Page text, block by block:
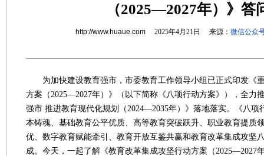
（2025—2027年）》答
http://www.huaue.com2025年4月21日 来源： 微信公众
为加快建设教育强市，市委教育工作领导小组已正式印发《
方案（2025—2027年）》（以下简称《八项行动方案》），全力
强市 推进教育现代化规划（2024—2035年）》落地落实。《八项
本铸魂、基础教育公平优质、高等教育突破跃升、职业教育提质
优、数字教育赋能牵引、教育开放互鉴共赢和教育改革集成攻坚
成。今天，一起了解《教育改革集成攻坚行动方案（2025—2027